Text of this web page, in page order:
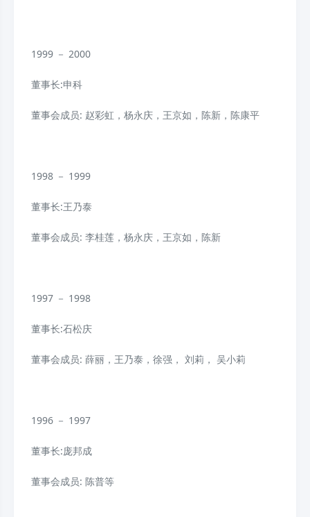
1999 － 2000
董事长:申科
董事会成员: 赵彩虹，杨永庆，王京如，陈新，陈康平
1998 － 1999
董事长:王乃泰
董事会成员: 李桂莲，杨永庆，王京如，陈新
1997 － 1998
董事长:石松庆
董事会成员: 薛丽，王乃泰，徐强， 刘莉， 吴小莉
1996 － 1997
董事长:庞邦成
董事会成员: 陈普等